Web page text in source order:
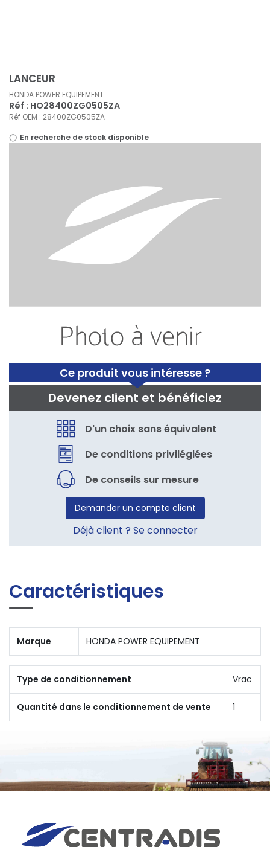
Ce produit vous intéresse ?
Devenez client et bénéficiez
D'un choix sans équivalent
De conditions privilégiées
De conseils sur mesure
Demander un compte client
Déjà client ? Se connecter
LANCEUR
HONDA POWER EQUIPEMENT
Réf : HO28400ZG0505ZA
Réf OEM : 28400ZG0505ZA
En recherche de stock disponible
Caractéristiques
Marque HONDA POWER EQUIPEMENT
Type de conditionnement Vrac
Quantité dans le conditionnement de vente 1